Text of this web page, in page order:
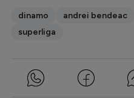
dinamo andrei bendeac
superliga